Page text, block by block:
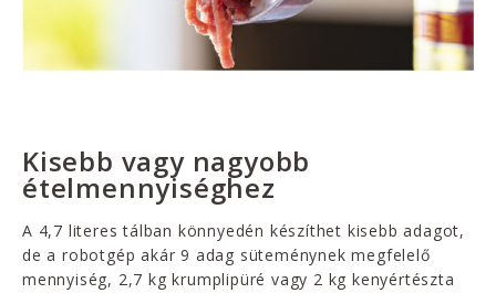
Kisebb vagy nagyobb
ételmennyiséghez
A 4,7 literes tálban könnyedén készíthet kisebb adagot,
de a robotgép akár 9 adag süteménynek megfelelő
mennyiség, 2,7 kg krumplipüré vagy 2 kg kenyértészta